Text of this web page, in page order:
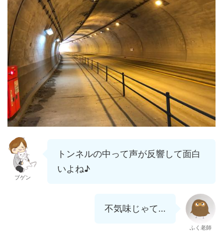
ブゲン
トンネルの中って声が反響して面白
いよね♪
不気味じゃて…
ふく老師